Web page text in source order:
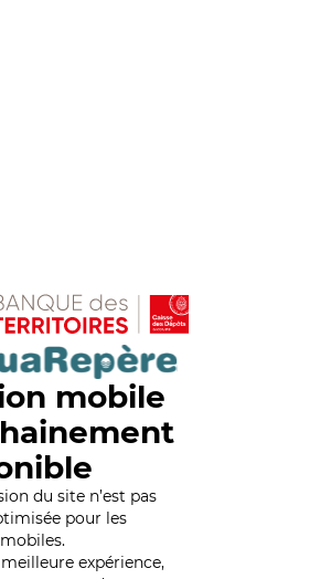
mobile
du site n’est pas
pour les
expérience,